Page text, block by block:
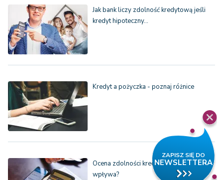
Jak bank liczy zdolność kredytową jeśli
kredyt hipoteczny…
Kredyt a pożyczka - poznaj różnice
Ocena zdolności kredytowej - co na nią
wpływa?